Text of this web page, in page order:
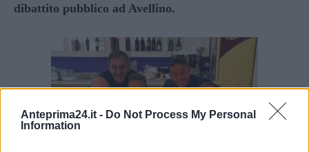
Anteprima24.it - Do Not Process My Personal
Information
dibattito pubblico ad Avellino.